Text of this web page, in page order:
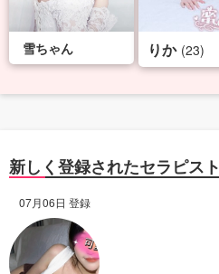
雪ちゃん りか (23)
新しく登録されたセラピスト
07月06日 登録